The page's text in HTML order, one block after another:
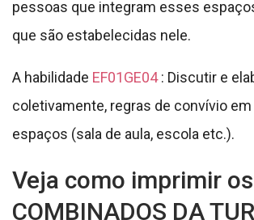
pessoas que integram esses
que são estabelecidas nele.
A habilidade EF01GE04: Discutir e
coletivamente, regras de convívio
espaços (sala de aula, escola etc.).
Veja como imprimir os
COMBINADOS DA